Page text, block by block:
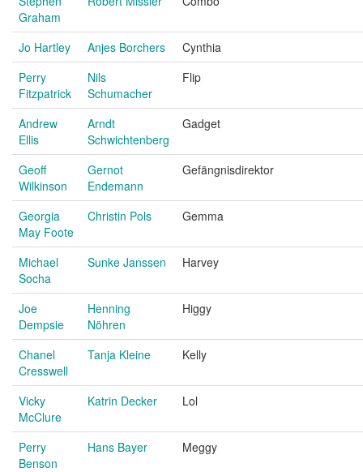
Graham
Jo Hartley Anjes Borchers
Cynthia
Perry
Fitzpatrick
Nils
Schumacher
Flip
Andrew
Ellis
Arndt
Schwichtenberg
Gadget
Geoff
Wilkinson
Gernot
Endemann
Gefängnisdirektor
Georgia
May Foote
Christin Pols Gemma
Michael
Socha
Sunke Janssen Harvey
Joe
Dempsie
Henning
Nöhren
Higgy
Chanel
Cresswell
Tanja Kleine Kelly
Vicky
McClure
Katrin Decker Lol
Perry
Benson
Hans Bayer Meggy